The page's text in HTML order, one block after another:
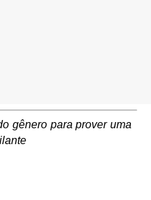
gênero para prover uma